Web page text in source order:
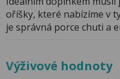
oříšky, které nabízíme v
je správná porce chuti a
Výživové hodnoty